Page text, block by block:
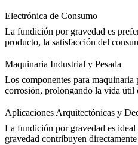
Electrónica de Consumo
La fundición por gravedad es
producto, la satisfacción del
Maquinaria Industrial y Pesada
Los componentes para maquinaria
corrosión, prolongando la vida útil
Aplicaciones Arquitectónicas y
La fundición por gravedad es
gravedad contribuyen